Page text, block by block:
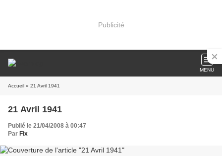
Publicité
MENU
Accueil » 21 Avril 1941
21 Avril 1941
Publié le 21/04/2008 à 00:47
Par Fix